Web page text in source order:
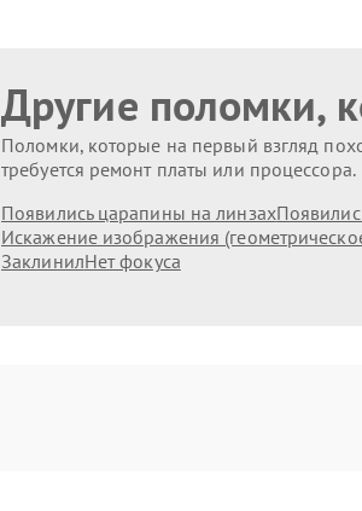
Другие поломки,
Поломки, которые на первый взгляд
требуется ремонт платы или процессора.
Появились царапины на линзах
Искажение изображения
ЗаклинилНет фокуса